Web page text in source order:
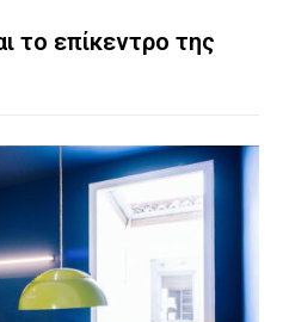
το επίκεντρο της